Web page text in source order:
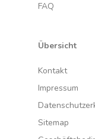
FAQ
Übersicht
Kontakt
Impressum
Sitemap